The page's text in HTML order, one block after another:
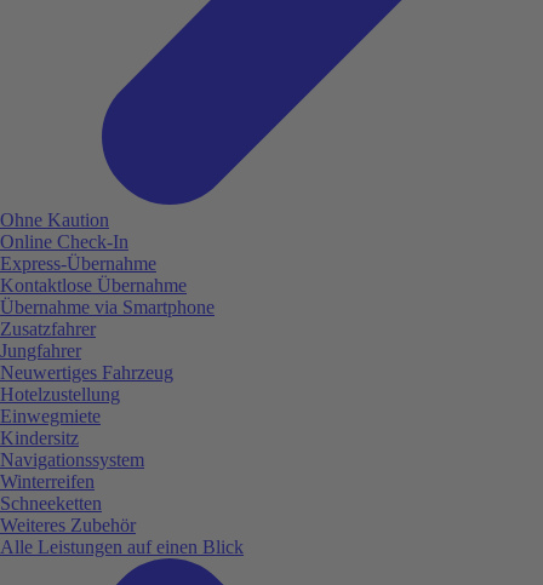
Ohne Kaution
Online Check-In
Express-Übernahme
Kontaktlose Übernahme
Übernahme via Smartphone
Zusatzfahrer
Jungfahrer
Neuwertiges Fahrzeug
Hotelzustellung
Einwegmiete
Kindersitz
Navigationssystem
Winterreifen
Schneeketten
Weiteres Zubehör
Alle Leistungen auf einen Blick